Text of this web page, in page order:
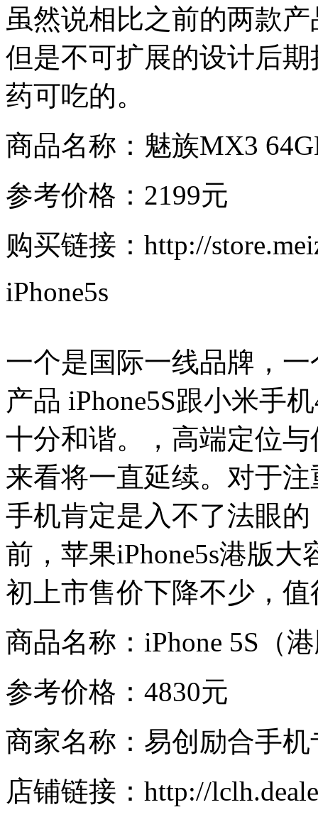
虽然说相比之前的两款
但是不可扩展的设计后
药可吃的。
商品名称：魅族MX3
参考价格：2199元
购买链接：http://
iPhone5s
一个是国际一线品牌，
产品 iPhone5S跟小米手
十分和谐。，高端定位
来看将一直延续。对于
手机肯定是入不了法眼的
前，苹果iPhone5s港版
初上市售价下降不少，
商品名称：iPhone 5S（
参考价格：4830元
商家名称：易创励合手机
店铺链接：http://